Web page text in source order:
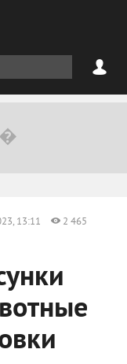
13:11
2 465